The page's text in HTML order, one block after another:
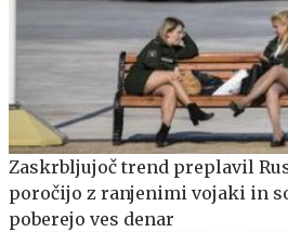
Zaskrbljujoč trend preplavil
poročijo z ranjenimi vojaki in
poberejo ves denar